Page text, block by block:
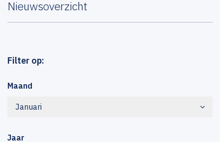
Nieuwsoverzicht
Filter op:
Maand
Januari
Jaar